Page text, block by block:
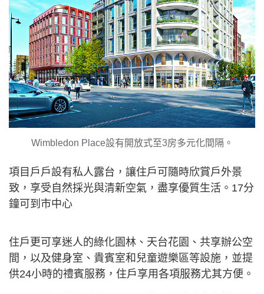
Wimbledon Place設有開放式至3房多元化間隔。
項目戶戶設有私人露台，讓住戶可隨時欣賞戶外景
致，享受自然採光與清新空氣，盡享優質生活。17分
鐘可到市中心
住戶更可享迷人的綠化園林、天台花園、共享辦公空
間，以及健身室、貴賓室和兒童遊樂區等設施，並提
供24小時的禮賓服務，住戶享用各項服務尤其方便。